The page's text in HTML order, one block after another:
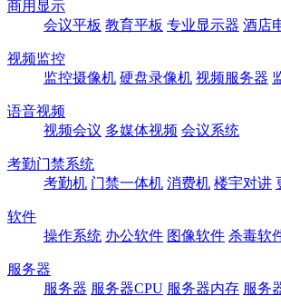
商用显示
会议平板 教育平板 专业显示器 酒店
视频监控
监控摄像机 硬盘录像机 视频服务器
语音视频
视频会议 多媒体视频 会议系统
考勤门禁系统
考勤机 门禁一体机 消费机 楼宇对讲
软件
操作系统 办公软件 图像软件 杀毒软
服务器
服务器 服务器CPU 服务器内存 服务